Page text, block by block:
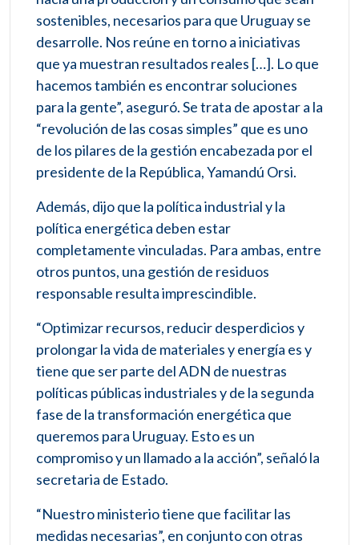
sostenibles, necesarios para que Uruguay se
desarrolle. Nos reúne en torno a iniciativas
que ya muestran resultados reales […]. Lo que
hacemos también es encontrar soluciones
para la gente”, aseguró. Se trata de apostar a la
“revolución de las cosas simples” que es uno
de los pilares de la gestión encabezada por el
presidente de la República, Yamandú Orsi.
Además, dijo que la política industrial y la
política energética deben estar
completamente vinculadas. Para ambas, entre
otros puntos, una gestión de residuos
responsable resulta imprescindible.
“Optimizar recursos, reducir desperdicios y
prolongar la vida de materiales y energía es y
tiene que ser parte del ADN de nuestras
políticas públicas industriales y de la segunda
fase de la transformación energética que
queremos para Uruguay. Esto es un
compromiso y un llamado a la acción”, señaló la
secretaria de Estado.
“Nuestro ministerio tiene que facilitar las
medidas necesarias”, en conjunto con otras